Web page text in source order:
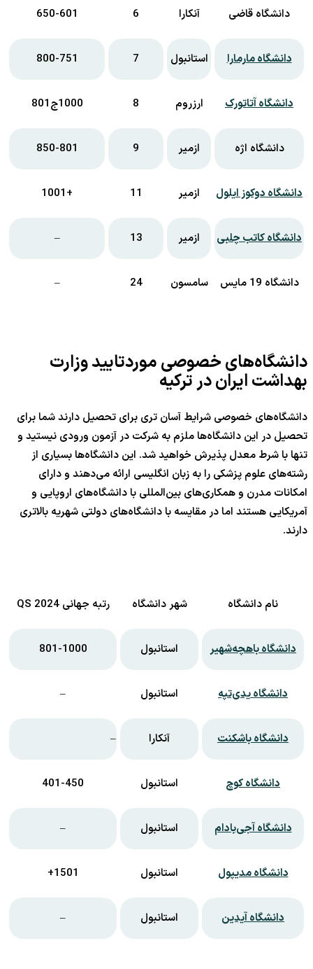
دانشگاه قاضی آنکارا 6
650-601
دانشگاه مارمارا استانبول 7
800-751
دانشگاه آتاتورک ارزروم 8 1000ج801
دانشگاه اژه ازمیر 9
850-801
دانشگاه دوکوز ایلول ازمیر 11
+1001
دانشگاه کاتب چلبی ازمیر 13
–
دانشگاه 19 مایس سامسون 24
–
دانشگاه‌های خصوصی موردتایید وزارت
بهداشت ایران در ترکیه
دانشگاه‌های خصوصی شرایط آسان تری برای تحصیل دارند شما برای
تحصیل در این دانشگاه‌ها ملزم به شرکت در آزمون ورودی نیستید و
تنها با شرط معدل پذیرش خواهید شد. این دانشگاه‌ها بسیاری از
رشته‌های علوم پزشکی را به زبان انگلیسی ارائه می‌دهند و دارای
امکانات مدرن و همکاری‌های بین‌المللی با دانشگاه‌های اروپایی و
آمریکایی هستند اما در مقایسه با دانشگاه‌های دولتی شهریه بالاتری
دارند.
نام دانشگاه شهر دانشگاه رتبه جهانی QS 2024
دانشگاه باهچه‌شهیر استانبول 801-1000
دانشگاه یدی‌تپه استانبول –
دانشگاه باشکنت آنکارا –
دانشگاه کوچ استانبول 401-450
دانشگاه آجی‌بادام استانبول –
دانشگاه مدیپول استانبول 1501+
دانشگاه آیدین استانبول –